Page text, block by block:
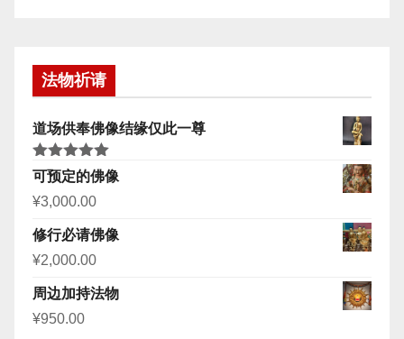
法物祈请
道场供奉佛像结缘仅此一尊
评分5.00
&sol; 5
可预定的佛像
¥3,000.00
修行必请佛像
¥2,000.00
周边加持法物
¥950.00